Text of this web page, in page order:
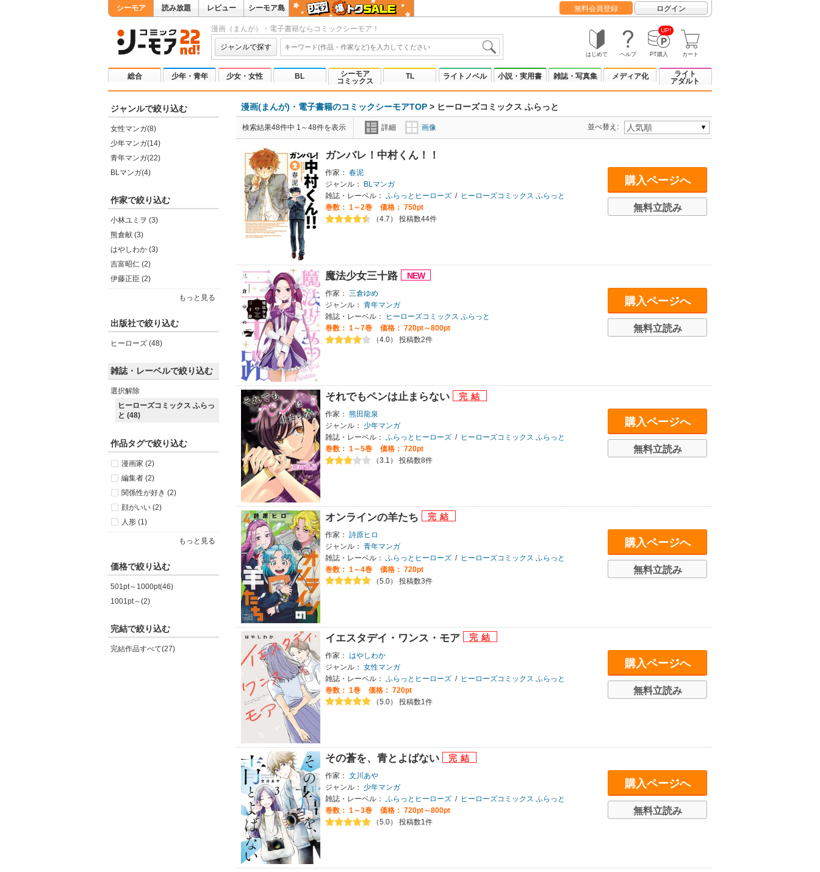
シーモア 読み放題 レビュー シーモア島 無料会員登録 ログイン
漫画（まんが）・電子書籍ならコミックシーモア！
ジャンルで探す
はじめて ヘルプ
UP!
PT購入 カート
総合 少年・青年 少女・女性 BL
シーモア
コミックス
TL ライトノベル 小説・実用書 雑誌・写真集 メディア化
ライト
アダルト
ジャンルで絞り込む
女性マンガ(8)
少年マンガ(14)
青年マンガ(22)
BLマンガ(4)
作家で絞り込む
小林ユミヲ (3)
熊倉献 (3)
はやしわか (3)
吉富昭仁 (2)
伊藤正臣 (2)
もっと見る
出版社で絞り込む
ヒーローズ (48)
雑誌・レーベルで絞り込む
選択解除
ヒーローズコミックス ふらっ
と (48)
作品タグで絞り込む
漫画家 (2)
編集者 (2)
関係性が好き (2)
顔がいい (2)
人形 (1)
もっと見る
価格で絞り込む
501pt～1000pt(46)
1001pt～(2)
完結で絞り込む
完結作品すべて(27)
漫画(まんが)・電子書籍のコミックシーモアTOP > ヒーローズコミックス ふらっと
検索結果48件中 1～48件を表示 詳細 画像 並べ替え:
ガンバレ！中村くん！！
作家： 春泥
ジャンル：
BLマンガ
雑誌・レーベル： ふらっとヒーローズ /
ヒーローズコミックス ふらっと
巻数： 1～2巻
価格： 750pt
（4.7） 投稿数44件
購入ページへ
無料立読み
魔法少女三十路
作家： 三倉ゆめ
ジャンル： 青年マンガ
雑誌・レーベル：
ヒーローズコミックス ふらっと
巻数： 1～7巻
価格： 720pt～800pt
（4.0） 投稿数2件
購入ページへ
無料立読み
それでもペンは止まらない
作家： 熊田龍泉
ジャンル：
少年マンガ
雑誌・レーベル： ふらっとヒーローズ /
ヒーローズコミックス ふらっと
巻数： 1～5巻
価格： 720pt
（3.1） 投稿数8件
購入ページへ
無料立読み
オンラインの羊たち
作家： 詩原ヒロ
ジャンル： 青年マンガ
雑誌・レーベル： ふらっとヒーローズ /
ヒーローズコミックス ふらっと
巻数： 1～4巻
価格： 720pt
（5.0） 投稿数3件
購入ページへ
無料立読み
イエスタデイ・ワンス・モア
作家： はやしわか
ジャンル： 女性マンガ
雑誌・レーベル： ふらっとヒーローズ /
ヒーローズコミックス ふらっと
巻数： 1巻
価格： 720pt
（5.0） 投稿数1件
購入ページへ
無料立読み
その蒼を、青とよばない
作家： 文川あや
ジャンル：
少年マンガ
雑誌・レーベル： ふらっとヒーローズ /
ヒーローズコミックス ふらっと
巻数： 1～3巻
価格： 720pt～800pt
（5.0） 投稿数1件
購入ページへ
無料立読み